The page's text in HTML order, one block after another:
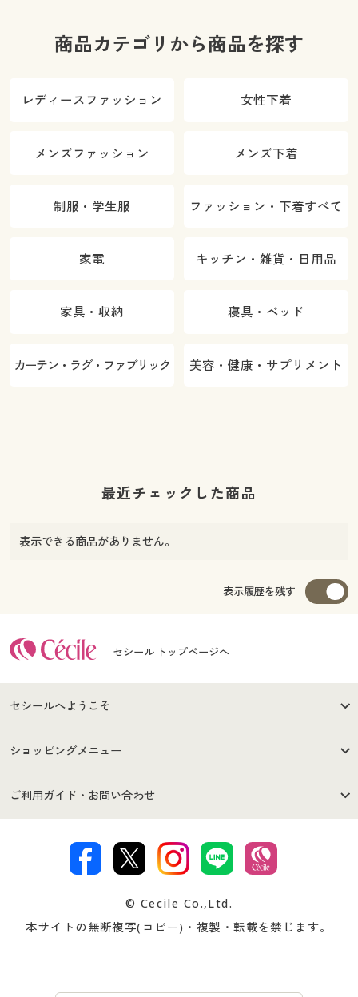
商品カテゴリから商品を探す
レディースファッション 女性下着
メンズファッション メンズ下着
制服・学生服 ファッション・下着すべて
家電 キッチン・雑貨・日用品
家具・収納 寝具・ベッド
カーテン・ラグ・ファブリック 美容・健康・サプリメント
最近チェックした商品
表示できる商品がありません。
表示履歴を残す
セシール トップページへ
セシールへようこそ
はじめての方へ
セシールご利用規約
著作権・商標について 会社案内
ショッピングメニュー
商品カテゴリ
プレゼント＆キャンペーン サイトマップ
ご利用ガイド・お問い合わせ
交換・返品は お支払は
ついて
忘れの場合
© Cecile Co.,Ltd.
本サイトの無断複写(コピー)・複製・転載を禁じます。